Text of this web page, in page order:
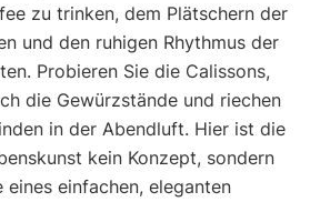
zu trinken, dem Plätschern der
und den ruhigen Rhythmus der
Probieren Sie die Calissons,
die Gewürzstände und riechen
in der Abendluft. Hier ist die
kein Konzept, sondern
eines einfachen, eleganten